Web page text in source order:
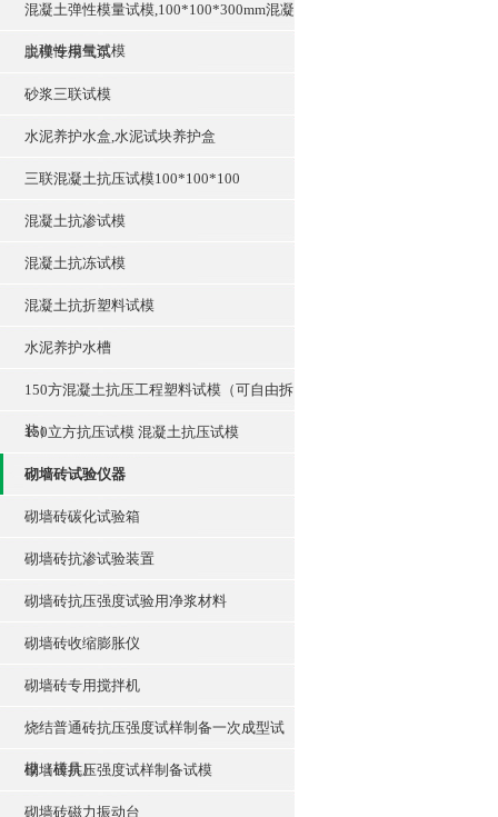
混凝土弹性模量试模,100*100*300mm混凝
土弹性模量试模
脱模专用气泵
砂浆三联试模
水泥养护水盒,水泥试块养护盒
三联混凝土抗压试模100*100*100
混凝土抗渗试模
混凝土抗冻试模
混凝土抗折塑料试模
水泥养护水槽
150方混凝土抗压工程塑料试模（可自由拆
装）
150立方抗压试模 混凝土抗压试模
砌墙砖试验仪器
砌墙砖碳化试验箱
砌墙砖抗渗试验装置
砌墙砖抗压强度试验用净浆材料
砌墙砖收缩膨胀仪
砌墙砖专用搅拌机
烧结普通砖抗压强度试样制备一次成型试
模（模具）
砌墙砖抗压强度试样制备试模
砌墙砖磁力振动台